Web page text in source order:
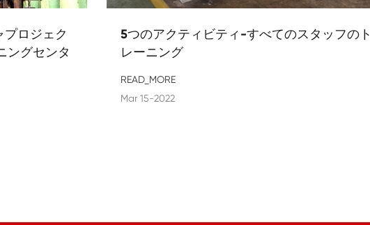
ロジェク
ングセンタ
5つのアクティビティ-すべてのスタッフのト
レーニング
READ_MORE
Mar 15-2022